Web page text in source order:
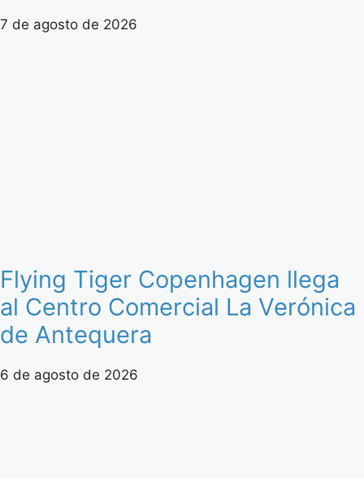
7 de agosto de 2026
Flying Tiger Copenhagen llega
al Centro Comercial La Verónica
de Antequera
6 de agosto de 2026